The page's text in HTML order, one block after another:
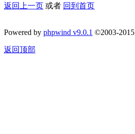
返回上一页 或者 回到首页
Powered by phpwind v9.0.1 ©2003-2015
返回顶部